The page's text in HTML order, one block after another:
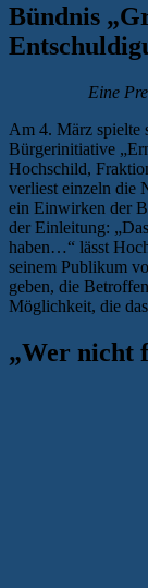
Bündnis
Eine
Am 4. März spielte
Bürgerinitiative
Hochschild,
verliest einzeln die
ein Einwirken der
der Einleitung:
haben…“ lässt
seinem Publikum
geben, die
Möglichkeit, die
„Wer nicht